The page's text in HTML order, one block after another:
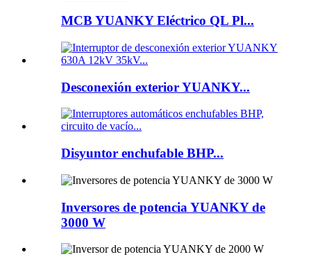
MCB YUANKY Eléctrico QL Pl...
Desconexión exterior YUANKY...
Disyuntor enchufable BHP...
Inversores de potencia YUANKY de
3000 W